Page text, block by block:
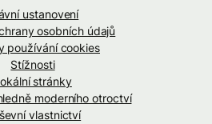
ustanovení
osobních údajů
používání cookies
Stížnosti
stránky
moderního otroctví
vlastnictví